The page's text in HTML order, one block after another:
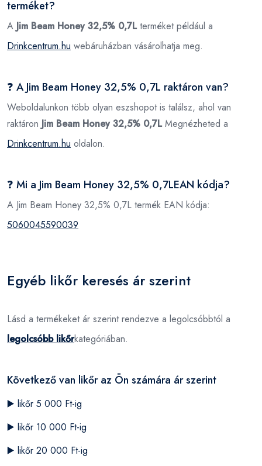
terméket?
A Jim Beam Honey 32,5% 0,7Lterméket például a
Drinkcentrum.hu webáruházban vásárolhatja meg.
❓ A Jim Beam Honey 32,5% 0,7L raktáron van?
Weboldalunkon több olyan eszshopot is találsz, ahol van
raktáron Jim Beam Honey 32,5% 0,7LMegnézheted a
Drinkcentrum.hu oldalon.
❓ Mi a Jim Beam Honey 32,5% 0,7LEAN kódja?
A Jim Beam Honey 32,5% 0,7L termék EAN kódja:
5060045590039
Egyéb likőr keresés ár szerint
Lásd a termékeket ár szerint rendezve a legolcsóbbtól a
legolcsóbb likőrkategóriában.
Következő van likőr az Ön számára ár szerint
▶️ likőr 5 000 Ft-ig
▶️ likőr 10 000 Ft-ig
▶️ likőr 20 000 Ft-ig